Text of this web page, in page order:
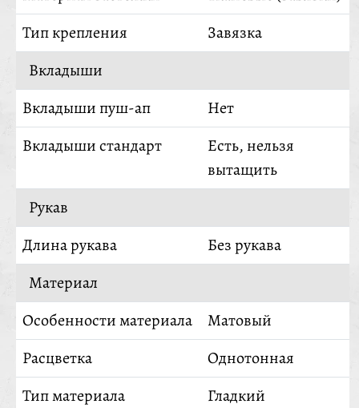
Тип крепления
Завязка
Вкладыши
Вкладыши пуш-ап
Нет
Вкладыши стандарт
Есть, нельзя
вытащить
Рукав
Длина рукава
Без рукава
Материал
Особенности материала
Матовый
Расцветка
Однотонная
Тип материала
Гладкий